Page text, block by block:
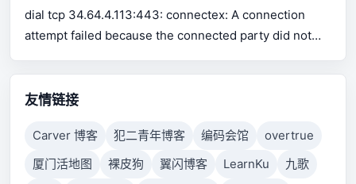
for Excel support Use pip or conda to install xlrd.
dial tcp 34.64.4.113:443: connectex: A connection
attempt failed because the connected party did not
connection failed because connected host has failed
to respond.
友情链接
Carver 博客 犯二青年博客 编码会馆
overtrue
厦门活地图
裸皮狗 翼闪博客 LearnKu
九歌